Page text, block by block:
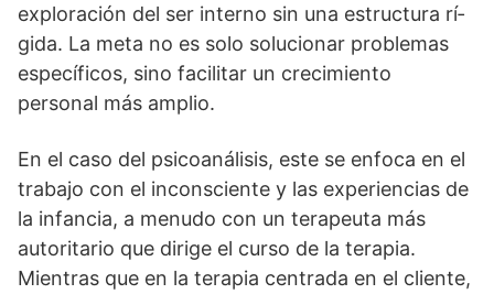
exploración del ser interno sin una estructura rí­
gida. La meta no es solo solucionar problemas
especí­ficos, sino facilitar un crecimiento
personal más amplio.
En el caso del psicoanálisis, este se enfoca en el
trabajo con el inconsciente y las experiencias de
la infancia, a menudo con un terapeuta más
autoritario que dirige el curso de la terapia.
Mientras que en la terapia centrada en el cliente,